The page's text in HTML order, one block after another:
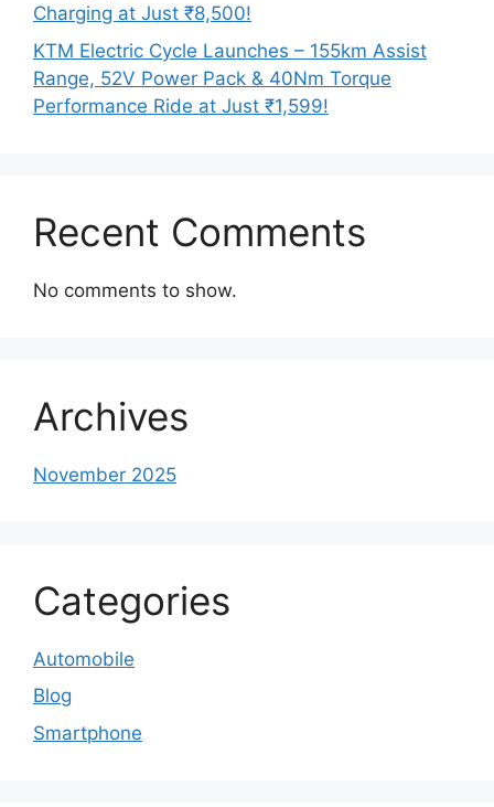
Charging at Just ₹8,500!
KTM Electric Cycle Launches – 155km Assist
Range, 52V Power Pack & 40Nm Torque
Performance Ride at Just ₹1,599!
Recent Comments
No comments to show.
Archives
November 2025
Categories
Automobile
Blog
Smartphone